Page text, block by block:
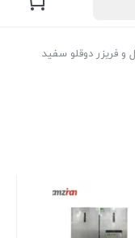
و فریزر دوقلو سفيد
يخساز اتوماتیک